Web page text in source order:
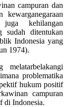
campuran dan
kewarganegaraan
kehilangan
sudah ditentukan
Indonesia yang
1974).
problematika
hukum positif
campuran
di Indonesia.